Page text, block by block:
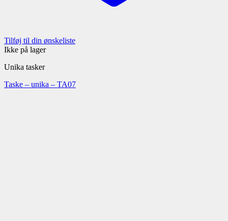
Tilføj til din ønskeliste
Ikke på lager
Unika tasker
Taske – unika – TA07